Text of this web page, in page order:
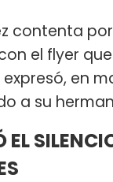
contenta
el flyer
expresó, en
a su